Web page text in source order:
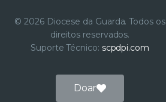
© 2026 Diocese da Guarda. Todos os
direitos reservados.
Suporte Técnico: scpdpi.com
Doar